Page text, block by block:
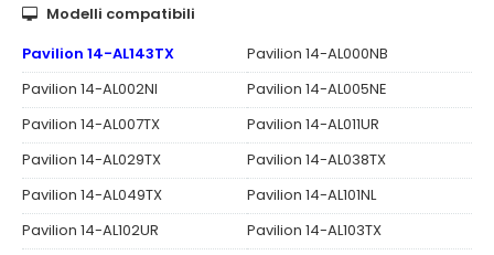
Modelli compatibili
Pavilion 14-AL143TX
Pavilion 14-AL000NB
Pavilion 14-AL002NI
Pavilion 14-AL005NE
Pavilion 14-AL007TX
Pavilion 14-AL011UR
Pavilion 14-AL029TX
Pavilion 14-AL038TX
Pavilion 14-AL049TX
Pavilion 14-AL101NL
Pavilion 14-AL102UR
Pavilion 14-AL103TX